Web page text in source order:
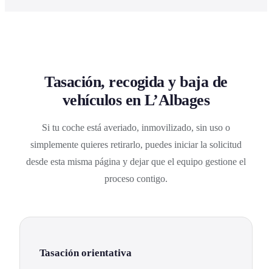
Tasación, recogida y baja de
vehículos en L’Albages
Si tu coche está averiado, inmovilizado, sin uso o
simplemente quieres retirarlo, puedes iniciar la solicitud
desde esta misma página y dejar que el equipo gestione el
proceso contigo.
Tasación orientativa